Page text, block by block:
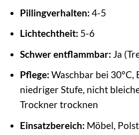
Pillingverhalten: 4-5
Lichtechtheit: 5-6
Schwer entflammbar: Ja
Pflege: Waschbar bei 30°C,
niedriger Stufe, nicht
Trockner trocknen
Einsatzbereich: Möbel,